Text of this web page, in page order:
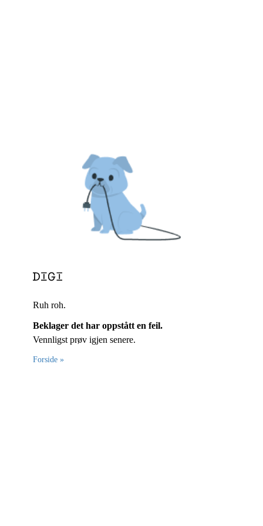
Ruh roh.
Beklager det har oppstått en feil.
Vennligst prøv igjen senere.
Forside »